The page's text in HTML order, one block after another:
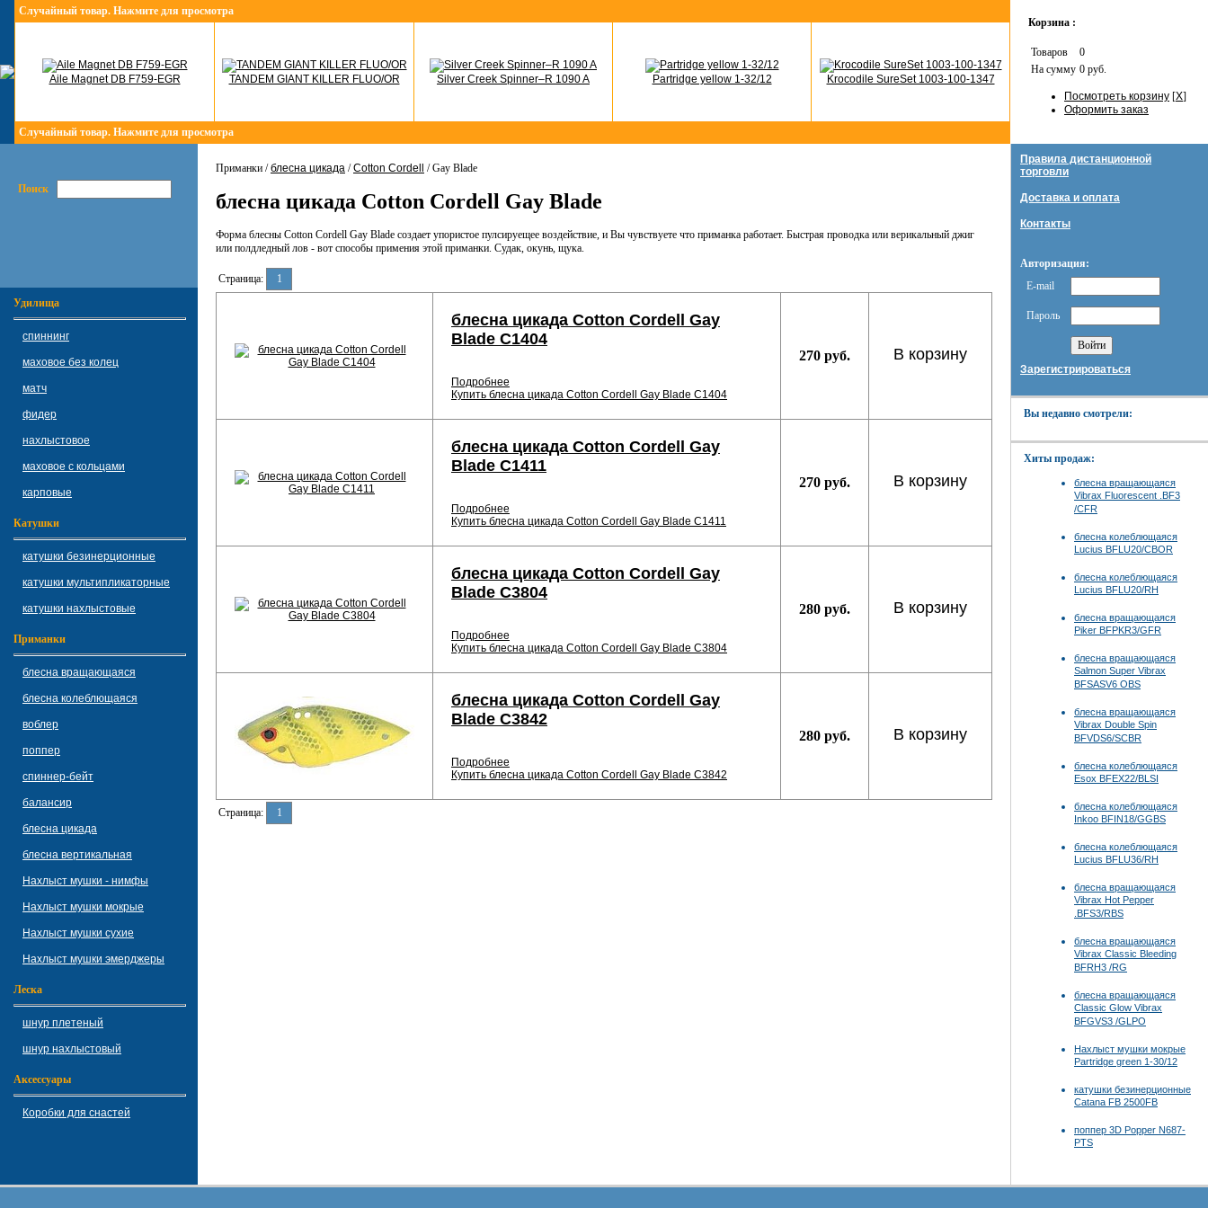
Случайный товар. Нажмите для просмотра
Aile Magnet DB F759-EGR TANDEM GIANT KILLER FLUO/OR Silver Creek Spinner–R 1090 A Partridge yellow 1-32/12 Krocodile SureSet 1003-100-1347
Случайный товар. Нажмите для просмотра
Корзина :
Товаров
0
На сумму 0 руб.
Посмотреть корзину [X]
Оформить заказ
Поиск
Удилища
спиннинг
маховое без колец
матч
фидер
нахлыстовое
маховое с кольцами
карповые
Катушки
катушки безинерционные
катушки мультипликаторные
катушки нахлыстовые
Приманки
блесна вращающаяся
блесна колеблющаяся
воблер
поппер
спиннер-бейт
балансир
блесна цикада
блесна вертикальная
Нахлыст мушки - нимфы
Нахлыст мушки мокрые
Нахлыст мушки сухие
Нахлыст мушки эмерджеры
Леска
шнур плетеный
шнур нахлыстовый
Аксессуары
Коробки для снастей
Приманки /блесна цикада /Cotton Cordell / Gay Blade
блесна цикада Cotton Cordell Gay Blade
Форма блесны Cotton Cordell Gay Blade создает упористое пулсируещее воздействие, и Вы чувствуете что приманка работает. Быстрая проводка или верикальный джиг
или полдледный лов - вот способы примения этой приманки. Судак, окунь, щука.
Страница: 1
блесна цикада Cotton Cordell Gay
Blade С1404
Подробнее
Купить блесна цикада Cotton Cordell Gay Blade С1404
270 руб. В корзину
блесна цикада Cotton Cordell Gay
Blade С1411
Подробнее
Купить блесна цикада Cotton Cordell Gay Blade С1411
270 руб. В корзину
блесна цикада Cotton Cordell Gay
Blade С3804
Подробнее
Купить блесна цикада Cotton Cordell Gay Blade С3804
280 руб. В корзину
блесна цикада Cotton Cordell Gay
Blade С3842
Подробнее
Купить блесна цикада Cotton Cordell Gay Blade С3842
280 руб. В корзину
Страница: 1
Правила дистанционной
торговли
Доставка и оплата
Контакты
Авторизация:
E-mail
Пароль
Зарегистрироваться
Вы недавно смотрели:
Хиты продаж:
блесна вращающаяся
Vibrax Fluorescent .BF3
/CFR
блесна колеблющаяся
Lucius BFLU20/CBOR
блесна колеблющаяся
Lucius BFLU20/RH
блесна вращающаяся
Piker BFPKR3/GFR
блесна вращающаяся
Salmon Super Vibrax
BFSASV6 OBS
блесна вращающаяся
Vibrax Double Spin
BFVDS6/SCBR
блесна колеблющаяся
Esox BFEX22/BLSI
блесна колеблющаяся
Inkoo BFIN18/GGBS
блесна колеблющаяся
Lucius BFLU36/RH
блесна вращающаяся
Vibrax Hot Pepper
.BFS3/RBS
блесна вращающаяся
Vibrax Classic Bleeding
BFRH3 /RG
блесна вращающаяся
Classic Glow Vibrax
BFGVS3 /GLPO
Нахлыст мушки мокрые
Partridge green 1-30/12
катушки безинерционные
Catana FB 2500FB
поппер 3D Popper N687-
PTS